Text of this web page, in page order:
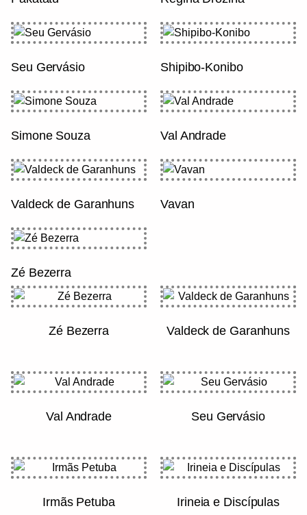
Seu Gervásio Shipibo-Konibo
Simone Souza Val Andrade
Valdeck de Garanhuns Vavan
Zé Bezerra
Zé Bezerra Valdeck de Garanhuns
Val Andrade Seu Gervásio
Irmãs Petuba Irineia e Discípulas